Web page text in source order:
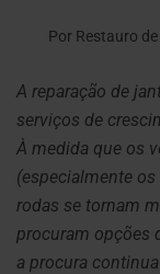
Por Restauro
A reparação de
serviços de
À medida que os
(especialmente
rodas se tornam
procuram opções
a procura